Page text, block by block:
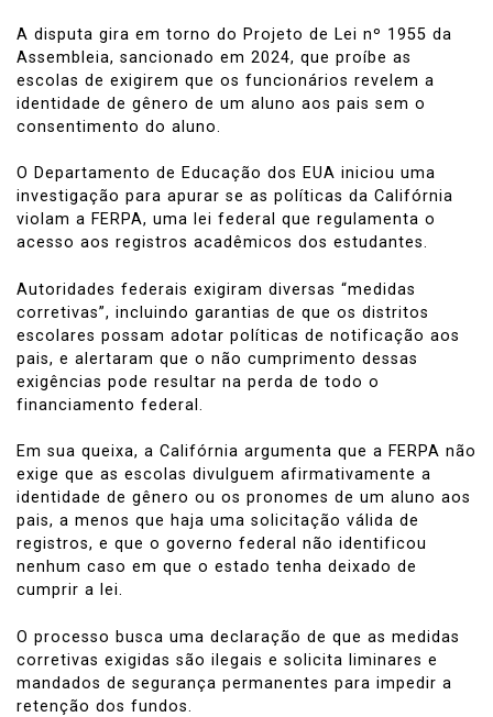
A disputa gira em torno do Projeto de Lei nº 1955 da
Assembleia, sancionado em 2024, que proíbe as
escolas de exigirem que os funcionários revelem a
identidade de gênero de um aluno aos pais sem o
consentimento do aluno.
O Departamento de Educação dos EUA iniciou uma
investigação para apurar se as políticas da Califórnia
violam a FERPA, uma lei federal que regulamenta o
acesso aos registros acadêmicos dos estudantes.
Autoridades federais exigiram diversas “medidas
corretivas”, incluindo garantias de que os distritos
escolares possam adotar políticas de notificação aos
pais, e alertaram que o não cumprimento dessas
exigências pode resultar na perda de todo o
financiamento federal.
Em sua queixa, a Califórnia argumenta que a FERPA não
exige que as escolas divulguem afirmativamente a
identidade de gênero ou os pronomes de um aluno aos
pais, a menos que haja uma solicitação válida de
registros, e que o governo federal não identificou
nenhum caso em que o estado tenha deixado de
cumprir a lei.
O processo busca uma declaração de que as medidas
corretivas exigidas são ilegais e solicita liminares e
mandados de segurança permanentes para impedir a
retenção dos fundos.